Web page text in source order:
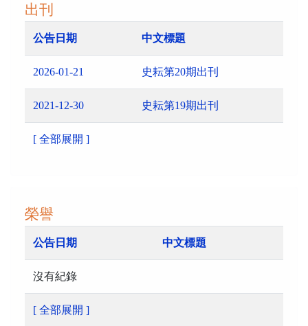
出刊
公告日期 中文標題
2026-01-21 史耘第20期出刊
2021-12-30 史耘第19期出刊
[ 全部展開 ]
榮譽
公告日期 中文標題
沒有紀錄
[ 全部展開 ]